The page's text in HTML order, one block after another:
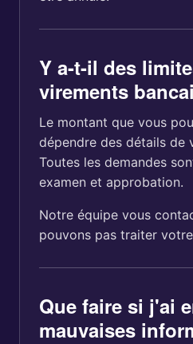
Y a-t-il des
virements
Le montant que vous
dépendre des détails de
Toutes les demandes
examen et approbation.
Notre équipe vous
pouvons pas traiter
Que faire si j'ai
mauvaises